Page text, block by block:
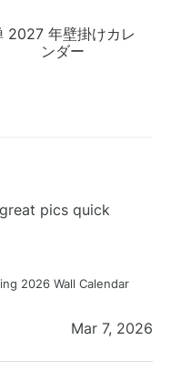
2027 年壁掛けカレ
ンダー
pics quick
2026 Wall Calendar
Mar 7, 2026